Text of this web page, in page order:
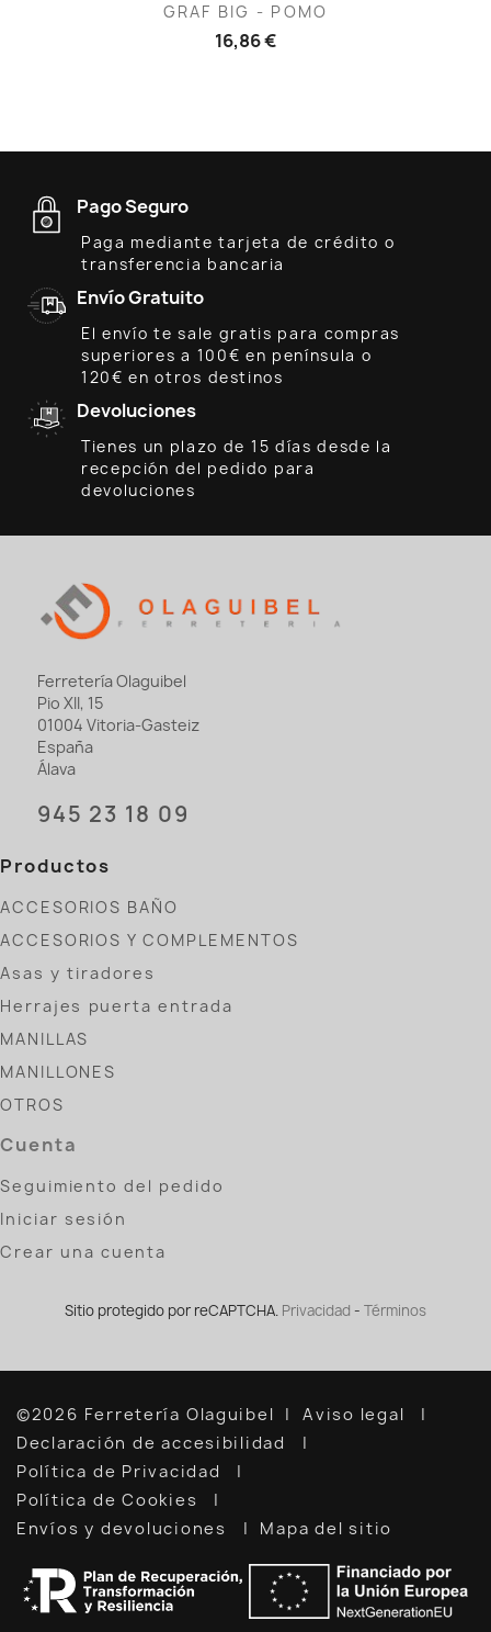
GRAF BIG - POMO
16,86 €
Pago Seguro
Paga mediante tarjeta de crédito o
transferencia bancaria
Envío Gratuito
El envío te sale gratis para compras
superiores a 100€ en península o
120€ en otros destinos
Devoluciones
Tienes un plazo de 15 días desde la
recepción del pedido para
devoluciones
Ferretería Olaguibel
Pio XII, 15
01004 Vitoria-Gasteiz
España
Álava
945 23 18 09
Productos
ACCESORIOS BAÑO
ACCESORIOS Y COMPLEMENTOS
Asas y tiradores
Herrajes puerta entrada
MANILLAS
MANILLONES
OTROS
Cuenta
Seguimiento del pedido
Iniciar sesión
Crear una cuenta
Sitio protegido por reCAPTCHA. Privacidad - Términos
©2026 Ferretería Olaguibel
Aviso legal
Declaración de accesibilidad
Política de Privacidad
Política de Cookies
Envíos y devoluciones
Mapa del sitio